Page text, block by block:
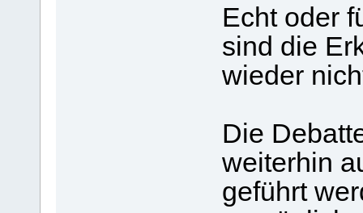
Echt oder
sind die
wieder
Die
weiterhin
geführt